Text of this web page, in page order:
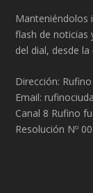
Manteniéndolos
flash de noticias
del dial, desde
Dirección:
Email:
Canal 8 Rufino
Resolución Nº